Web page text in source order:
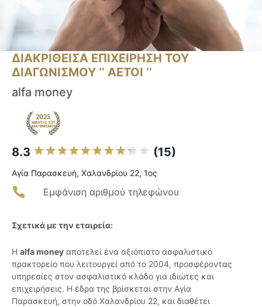
ΔΙΑΚΡΙΘΕΙΣΑ ΕΠΙΧΕΙΡΗΣΗ ΤΟΥ
ΔΙΑΓΩΝΙΣΜΟΥ ‘’ ΑΕΤΟΙ ‘’
alfa money
8.3 (15)
Αγία Παρασκευή, Χαλανδρίου 22, 1ος
Εμφάνιση αριθμού τηλεφώνου
Σχετικά με την εταιρεία:
Η alfa money αποτελεί ένα αξιόπιστο ασφαλιστικό
πρακτορείο που λειτουργεί από το 2004, προσφέροντας
υπηρεσίες στον ασφαλιστικό κλάδο για ιδιώτες και
επιχειρήσεις. Η έδρα της βρίσκεται στην Αγία
Παρασκευή, στην οδό Χαλανδρίου 22, και διαθέτει